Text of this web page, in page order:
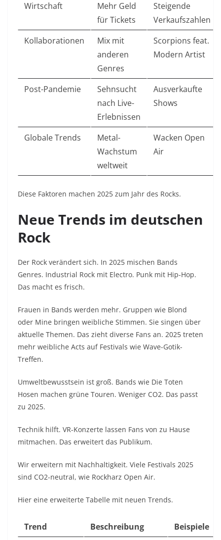
Wirtschaft
Mehr Geld
für Tickets
Steigende
Verkaufszahlen
Kollaborationen
Mix mit
anderen
Genres
Scorpions feat.
Modern Artist
Post-Pandemie
Sehnsucht
nach Live-
Erlebnissen
Ausverkaufte
Shows
Globale Trends
Metal-
Wachstum
weltweit
Wacken Open
Air
Diese Faktoren machen 2025 zum Jahr des Rocks.
Neue Trends im deutschen
Rock
Der Rock verändert sich. In 2025 mischen Bands
Genres. Industrial Rock mit Electro. Punk mit Hip-Hop.
Das macht es frisch.
Frauen in Bands werden mehr. Gruppen wie Blond
oder Mine bringen weibliche Stimmen. Sie singen über
aktuelle Themen. Das zieht diverse Fans an. 2025 treten
mehr weibliche Acts auf Festivals wie Wave-Gotik-
Treffen.
Umweltbewusstsein ist groß. Bands wie Die Toten
Hosen machen grüne Touren. Weniger CO2. Das passt
zu 2025.
Technik hilft. VR-Konzerte lassen Fans von zu Hause
mitmachen. Das erweitert das Publikum.
Wir erweitern mit Nachhaltigkeit. Viele Festivals 2025
sind CO2-neutral, wie Rockharz Open Air.
Hier eine erweiterte Tabelle mit neuen Trends.
Trend Beschreibung Beispiele